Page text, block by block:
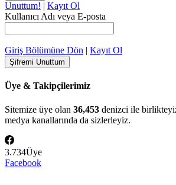
Unuttum! | Kayıt Ol
Kullanıcı Adı veya E-posta
Giriş Bölümüne Dön | Kayıt Ol
Üye & Takipçilerimiz
Sitemize üye olan 36,453 denizci ile
medya kanallarında da sizlerleyiz.
3.734Üye
Facebook